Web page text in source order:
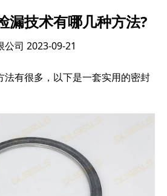
漏技术有哪几种方法?
公司 2023-09-21
法有很多，以下是一套实用的密封